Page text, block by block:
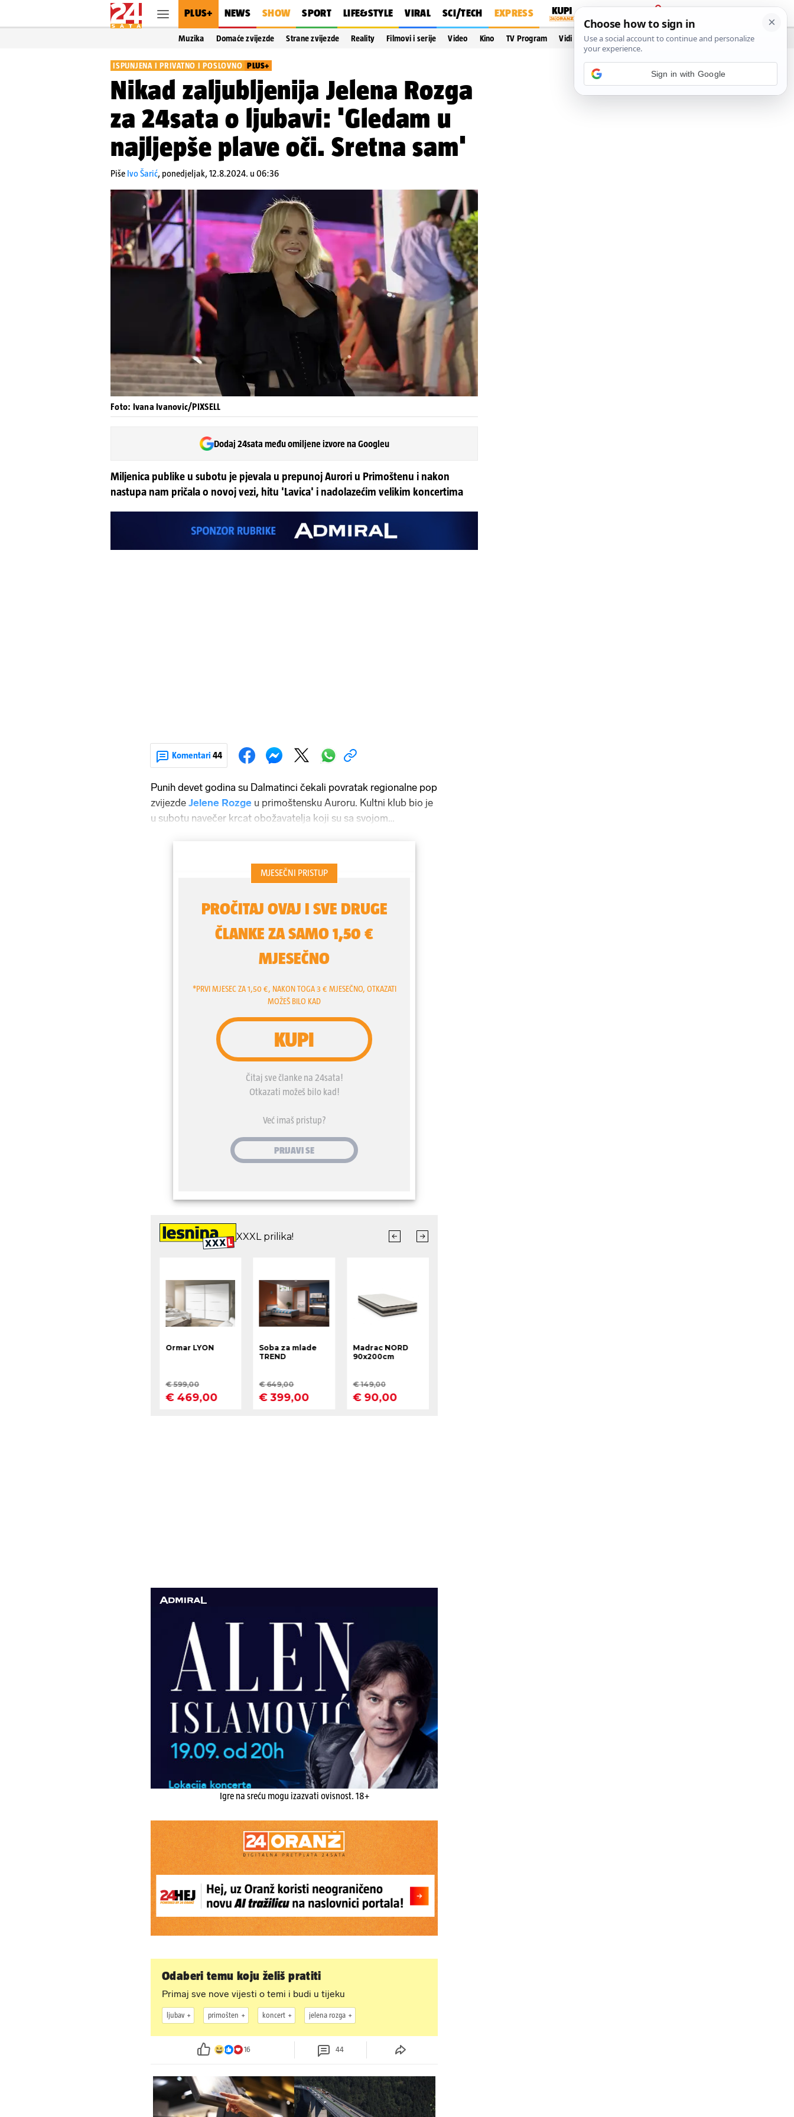
PLUS+ NEWS SHOW SPORT LIFE&STYLE VIRAL SCI/TECH EXPRESS
PRIJAVA
Muzika Domaće zvijezde Strane zvijezde Reality Filmovi i serije Video Kino TV Program Vidi još…
ISPUNJENA I PRIVATNO I POSLOVNO PLUS+
Nikad zaljubljenija Jelena Rozga
za 24sata o ljubavi: 'Gledam u
najljepše plave oči. Sretna sam'
Piše Ivo Šarić, ponedjeljak, 12.8.2024. u 06:36
Foto: Ivana Ivanovic/PIXSELL
Dodaj 24sata među omiljene izvore na Googleu
Miljenica publike u subotu je pjevala u prepunoj Aurori u Primoštenu i nakon
nastupa nam pričala o novoj vezi, hitu 'Lavica' i nadolazećim velikim koncertima
Komentari 44
Punih devet godina su Dalmatinci čekali povratak regionalne pop
zvijezde Jelene Rozge u primoštensku Auroru. Kultni klub bio je
u subotu navečer krcat obožavatelja koji su sa svojom
Igre na sreću mogu izazvati ovisnost. 18+
Odaberi temu koju želiš pratiti
Primaj sve nove vijesti o temi i budi u tijeku
ljubav primošten koncert jelena rozga
16 44
Sign in with Google